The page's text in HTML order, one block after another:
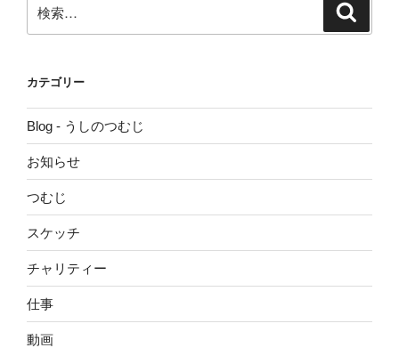
索:
カテゴリー
Blog - うしのつむじ
お知らせ
つむじ
スケッチ
チャリティー
仕事
動画